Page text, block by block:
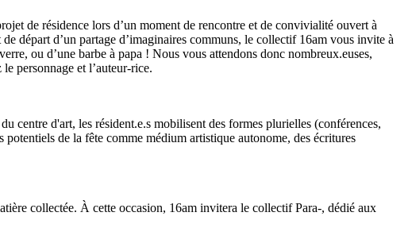
de résidence lors d’un moment de rencontre et de convivialité ouvert à
départ d’un partage d’imaginaires communs, le collectif 16am vous invite à
ou d’une barbe à papa ! Nous vous attendons donc nombreux.euses,
personnage et l’auteur-rice.
centre d'art, les résident.e.s mobilisent des formes plurielles (conférences,
de la fête comme médium artistique autonome, des écritures
collectée. À cette occasion, 16am invitera le collectif Para-, dédié aux